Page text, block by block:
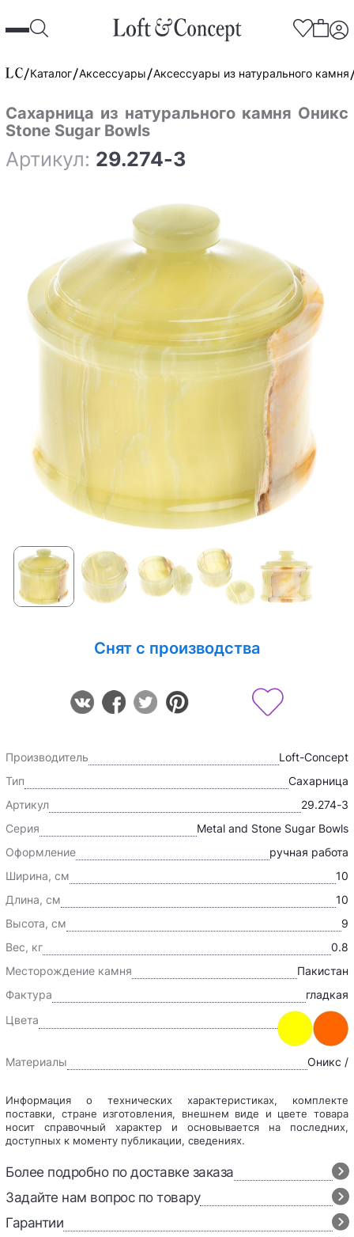
Каталог Аксессуары Аксессуары из натурального камня
Сахарница из натурального камня Оникс
Stone Sugar Bowls
Артикул: 29.274-3
Снят с производства
Производитель
Loft-Concept
Тип
Сахарница
Артикул
29.274-3
Серия
Metal and Stone Sugar Bowls
Оформление
ручная работа
Ширина, см
10
Длина, см
10
Высота, см
9
Вес, кг
0.8
Месторождение камня
Пакистан
Фактура
гладкая
Цвета
Материалы Оникс /
Информация о технических характеристиках, комплекте
поставки, стране изготовления, внешнем виде и цвете товара
носит справочный характер и основывается на последних,
доступных к моменту публикации, сведениях.
Более подробно по доставке заказа
Задайте нам вопрос по товару
Гарантии